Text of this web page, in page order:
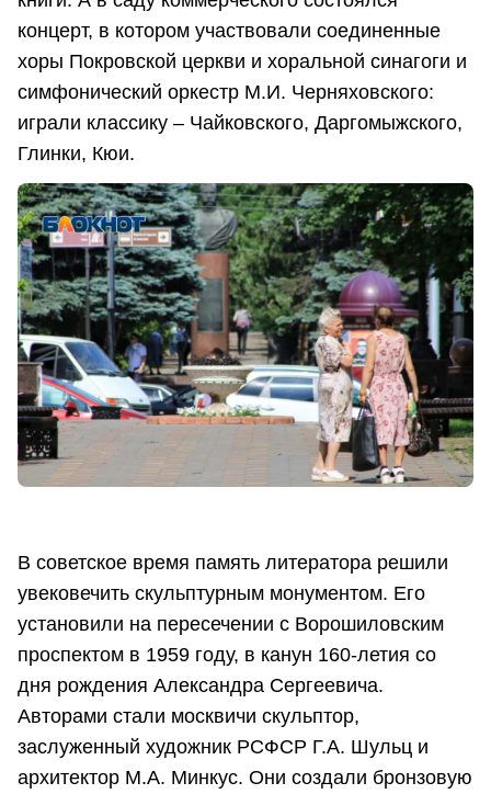
концерт, в котором участвовали соединенные
хоры Покровской церкви и хоральной синагоги и
симфонический оркестр М.И. Черняховского:
играли классику – Чайковского, Даргомыжского,
Глинки, Кюи.
В советское время память литератора решили
увековечить скульптурным монументом. Его
установили на пересечении с Ворошиловским
проспектом в 1959 году, в канун 160-летия со
дня рождения Александра Сергеевича.
Авторами стали москвичи скульптор,
заслуженный художник РСФСР Г.А. Шульц и
архитектор М.А. Минкус. Они создали бронзовую